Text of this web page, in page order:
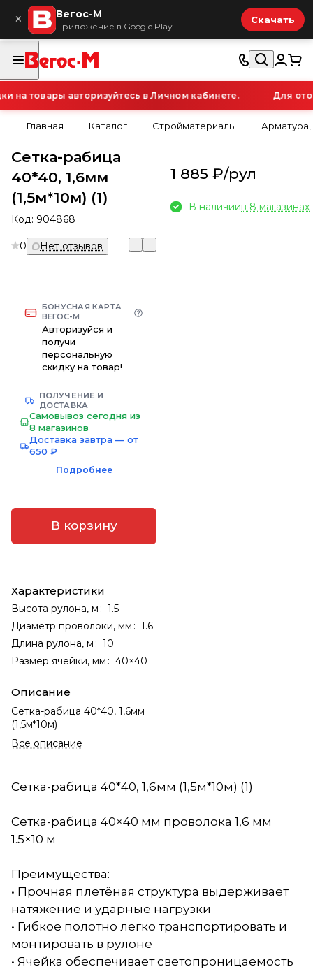
× Вегос-М
Приложение в Google Play
Скачать
товары авторизуйтесь в Личном кабинете. Для
Главная Каталог Стройматериалы Арматура,
Сетка-рабица
40*40, 1,6мм
(1,5м*10м) (1)
Код: 904868
0 Нет отзывов
БОНУСНАЯ КАРТА
ВЕГОС-М
Авторизуйся и
получи
персональную
скидку на товар!
ПОЛУЧЕНИЕ И
ДОСТАВКА
Самовывоз сегодня из
8 магазинов
Доставка завтра — от
650 ₽
Подробнее
В корзину
Характеристики
Высота рулона, м : 1.5
Диаметр проволоки, мм : 1.6
Длина рулона, м : 10
Размер ячейки, мм : 40×40
Описание
Сетка-рабица 40*40, 1,6мм
(1,5м*10м)
Все описание
1 885 ₽/рул
В наличиив 8 магазинах
Сетка-рабица 40*40, 1,6мм (1,5м*10м) (1)
Сетка-рабица 40×40 мм проволока 1,6 мм
1.5×10 м
Преимущества:
• Прочная плетёная структура выдерживает
натяжение и ударные нагрузки
• Гибкое полотно легко транспортировать и
монтировать в рулоне
• Ячейка обеспечивает светопроницаемость